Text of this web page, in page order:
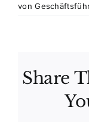
von
Share